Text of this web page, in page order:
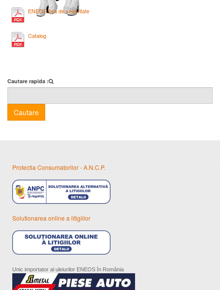
ENEOS fisa de securitate
Catalog
Cautare rapida :
Cautare
Protectia Consumatorilor - A.N.C.P.
Solutionarea online a litigiilor
Unic importator al uleiurilor ENEOS în România